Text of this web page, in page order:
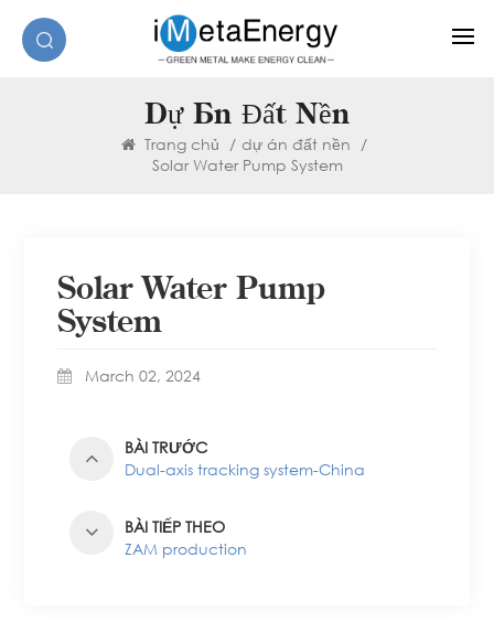
Dự Án Đất Nền
Trang chủ / dự án đất nền /
Solar Water Pump System
Solar Water Pump
System
March 02, 2024
BÀI TRƯỚC
Dual-axis tracking system-China
BÀI TIẾP THEO
ZAM production